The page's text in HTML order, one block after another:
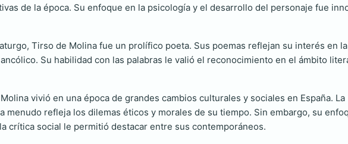
de la época. Su enfoque en la psicología y el desarrollo del personaje fue
Tirso de Molina fue un prolífico poeta. Sus poemas reflejan su interés en
Su habilidad con las palabras le valió el reconocimiento en el ámbito
vivió en una época de grandes cambios culturales y sociales en España.
menudo refleja los dilemas éticos y morales de su tiempo. Sin embargo, su
crítica social le permitió destacar entre sus contemporáneos.